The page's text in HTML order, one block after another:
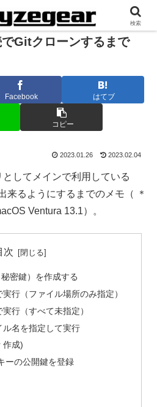
Gitクローンするまで
Facebook はてブ
コピー
2023.01.26 2023.02.04
してメインで利用している
来るようにするまでのメモ（ ＊
Ventura 13.1）。
次
密鍵）を作成する
行（ファイル場所のみ指定）
行（すべて未指定）
ル名を指定して実行
作成)
ーの公開鍵を登録
検索